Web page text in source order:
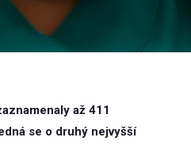
až 411
se o druhý nejvyšší